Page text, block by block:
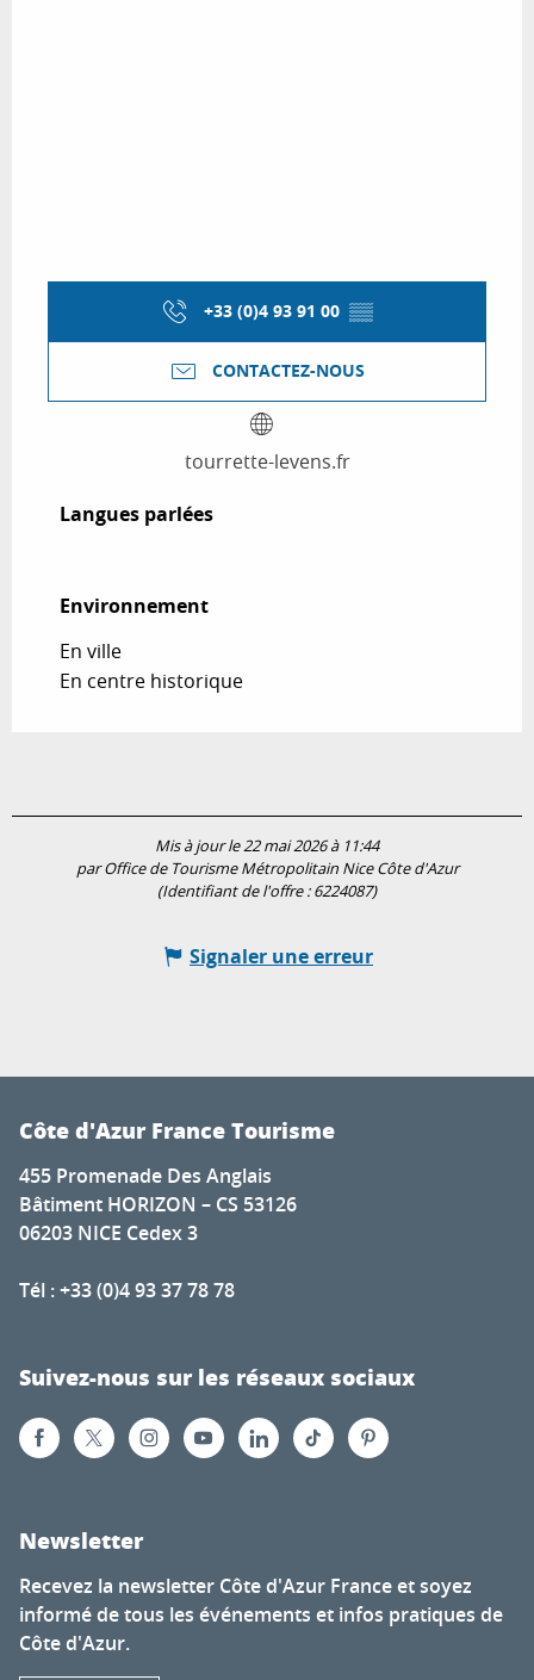
+33 (0)4 93 91 00 ▒▒
CONTACTEZ-NOUS
tourrette-levens.fr
Langues parlées
Langues parlées
Environnement
Environnement
En ville
En centre historique
Mis à jour le 22 mai 2026 à 11:44
par Office de Tourisme Métropolitain Nice Côte d'Azur
(Identifiant de l'offre :6224087)
Signaler une erreur
Côte d'Azur France Tourisme
455 Promenade Des Anglais
Bâtiment HORIZON – CS 53126
06203 NICE Cedex 3
Tél : +33 (0)4 93 37 78 78
Suivez-nous sur les réseaux sociaux
Newsletter
Recevez la newsletter Côte d'Azur France et soyez
informé de tous les événements et infos pratiques de
Côte d'Azur.